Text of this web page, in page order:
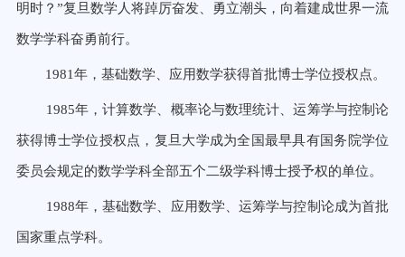
明时？”复旦数学人将踔厉奋发、勇立潮头，向着建成世界一流
数学学科奋勇前行。
1981年，基础数学、应用数学获得首批博士学位授权点。
1985年，计算数学、概率论与数理统计、运筹学与控制论
获得博士学位授权点，复旦大学成为全国最早具有国务院学位
委员会规定的数学学科全部五个二级学科博士授予权的单位。
1988年，基础数学、应用数学、运筹学与控制论成为首批
国家重点学科。